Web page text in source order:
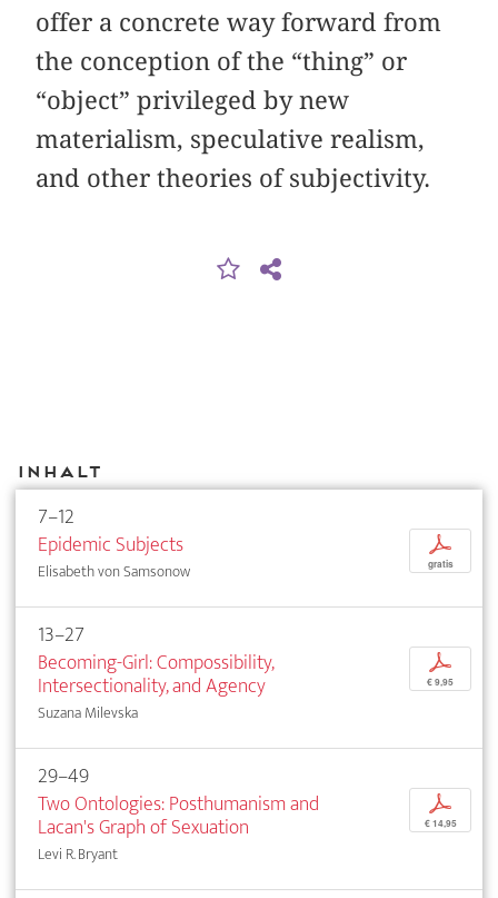
offer a concrete way forward from
the conception of the “thing” or
“object” privileged by new
materialism, speculative realism,
and other theories of subjectivity.
Inhalt
7–12
Epidemic Subjects
Elisabeth von Samsonow
p
gratis
13–27
Becoming-Girl: Compossibility,
Intersectionality, and Agency
Suzana Milevska
p
€ 9,95
29–49
Two Ontologies: Posthumanism and
Lacan's Graph of Sexuation
Levi R. Bryant
p
€ 14,95